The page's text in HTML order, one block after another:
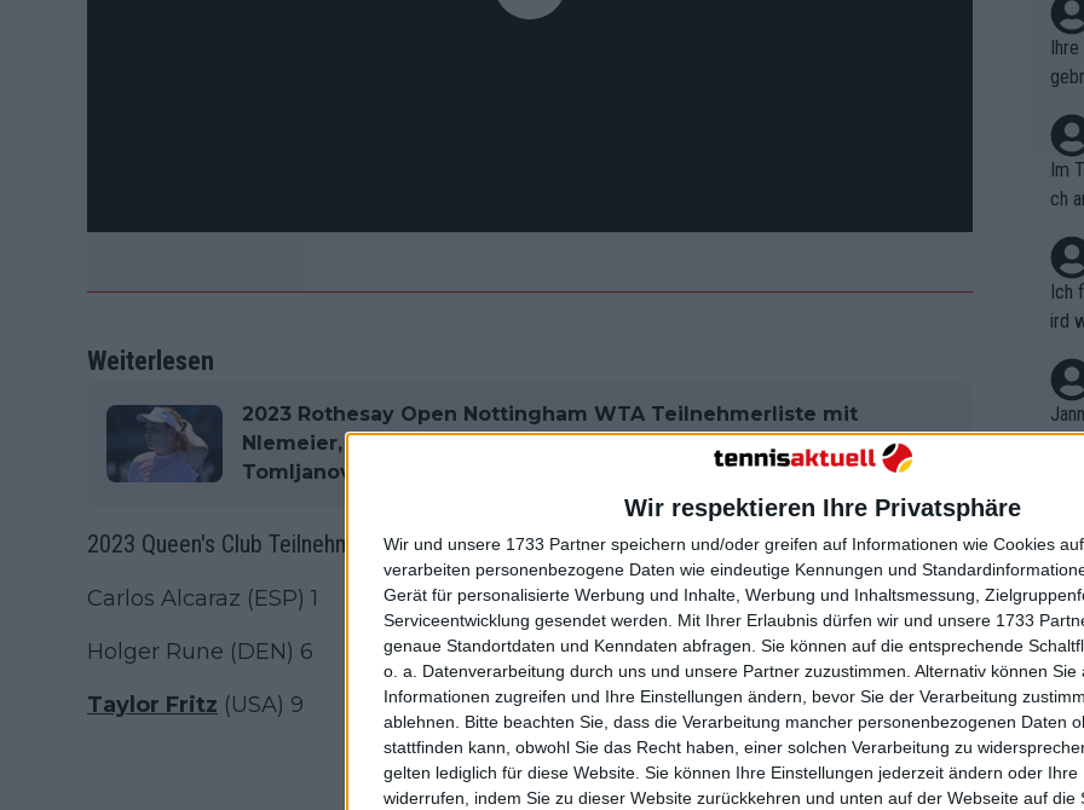
Wir respektieren Ihre Privatsphäre
Wir und unsere 1733 Partner speichern und/oder greifen auf Informationen wie Cookies
verarbeiten personenbezogene Daten wie eindeutige Kennungen und
Gerät für personalisierte Werbung und Inhalte, Werbung und Inhaltsmessung,
Serviceentwicklung gesendet werden. Mit Ihrer Erlaubnis dürfen wir und unsere 1733
genaue Standortdaten und Kenndaten abfragen. Sie können auf die entsprechende
o. a. Datenverarbeitung durch uns und unsere Partner zuzustimmen. Alternativ können Sie
Informationen zugreifen und Ihre Einstellungen ändern, bevor Sie der Verarbeitung
ablehnen. Bitte beachten Sie, dass die Verarbeitung mancher personenbezogenen Daten
stattfinden kann, obwohl Sie das Recht haben, einer solchen Verarbeitung zu
gelten lediglich für diese Website. Sie können Ihre Einstellungen jederzeit ändern oder Ihre
widerrufen, indem Sie zu dieser Website zurückkehren und unten auf der Webseite auf die
Weiterlesen
2023 Rothesay Open Nottingham WTA Teilnehmerliste mit
NIemeier, Maria,Teichmann, Linette, Vekic, Giorgi,
Tomljanovic, Kalinina und Parks
2023 Queen's Club Teilnehmerliste:
Carlos Alcaraz (ESP) 1
Holger Rune (DEN) 6
Taylor Fritz (USA) 9
ben.
Im
ch
Ich
ird
r in
em
t,
B.
on
uss
mal
des
n
nt.
kel